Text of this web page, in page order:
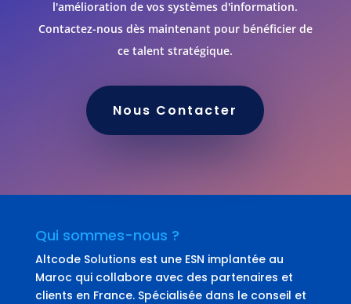
l'amélioration de vos systèmes d'information.
Contactez-nous dès maintenant pour bénéficier de
ce talent stratégique.
Nous Contacter
Qui sommes-nous ?
Altcode Solutions est une ESN implantée au
Maroc qui collabore avec des partenaires et
clients en France. Spécialisée dans le conseil et